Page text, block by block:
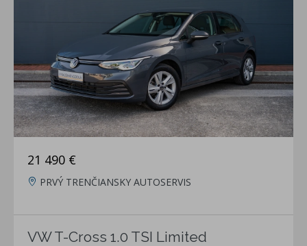
21 490 €
PRVÝ TRENČIANSKY AUTOSERVIS
VW T-Cross 1.0 TSI Limited